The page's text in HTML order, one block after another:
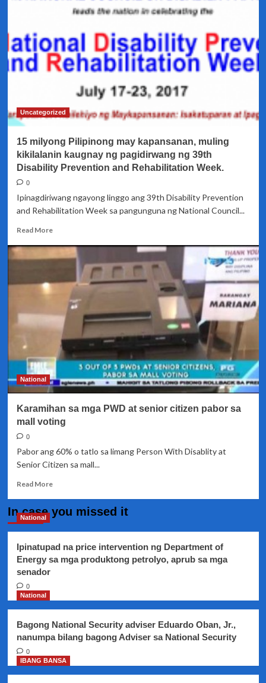
pasahe
at
bus
ipinahihinto
sa
Uncategorized
15 milyong Pilipinong may kapansanan, muling
kikilalanin kaugnay ng pagidirwang ng 39th
Disability Prevention and Rehabilitation Week.
0
Ipinagdiriwang ngayong linggo ang 39th Disability Prevention
and Rehabilitation Week sa pangunguna ng National Council...
Read MoreRead
about
15
Pilipinong
kapansanan,
muling
kikilalanin
kaugnay
ng
pagidirwang
ng
39th
Prevention
and
National
Karamihan sa mga PWD at senior citizen pabor sa
mall voting
0
Pabor ang 60% o tatlo sa limang Person With Disablity at
Senior Citizen sa mall...
Read MoreRead
Karamihan
PWD
at
voting
In case you missed it
National
Ipinatupad na price intervention ng Department of
Energy sa mga produktong petrolyo, aprub sa mga
senador
0
National
Bagong National Security adviser Eduardo Oban, Jr.,
nanumpa bilang bagong Adviser sa National Security
0
IBANG BANSA